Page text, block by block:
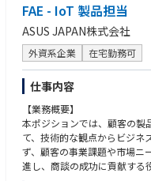
インバータ
各種センサー
画像処理システム
自動ピッキング設備
不良品自動判定設備
磁気浮上式搬送設備
自動搬送システム
※ロボット、PLC等の具体的
【業務の特徴】
本ポジションは、既存設備の
りません。
・自動ピッキング設備の経験
・食品、化粧品、医薬品等の
・包装機械、充填機械、組立
・SolidWorks、AutoCAD等の
・中国語または英語を使用し
【求める人物像】
・新しいロボット技術や設備
・ソフトウェアだけでなく、
・設備の問題を自ら調査し
・社内外の技術者と円滑に連
・成長段階の組織で、業務範
FAE - IoT 製品担当
ASUS JAPAN株式会社
外資系企業 在宅勤務可
仕事内容
【業務概要】
本ポジションでは、顧客の製
て、技術的な観点からビジネ
ず、顧客の事業課題や市場ニ
進し、商談の成功に貢献する